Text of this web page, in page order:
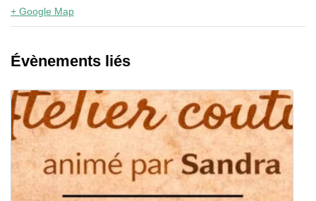
+ Google Map
Évènements liés